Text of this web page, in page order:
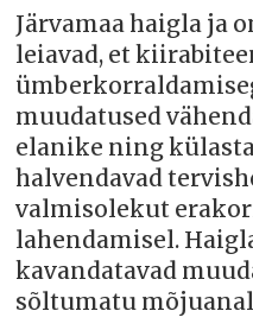
Järvamaa haigla ja
leiavad, et
muudatused
elanike ning
halvendavad
valmisolekut
lahendamisel.
kavandatavad
sõltumatu